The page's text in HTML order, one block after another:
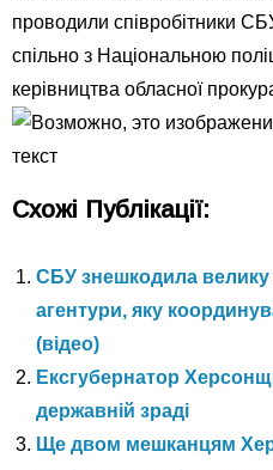
проводили співробітники
спільно з Національною
керівництва обласної
Схожі Публікації:
СБУ знешкодила велику
агентури, яку
(відео)
Ексгубернатор
державній зраді
Ще двом мешканцям